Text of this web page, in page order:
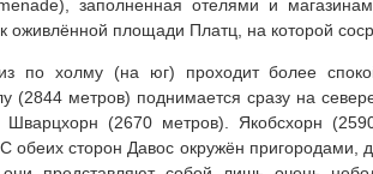
заполненная отелями и
оживлённой площади Платц, на которой
по холму (на юг) проходит более
(2844 метров) поднимается сразу на
(2670 метров). Якобсхорн
обеих сторон Давос окружён пригородами,